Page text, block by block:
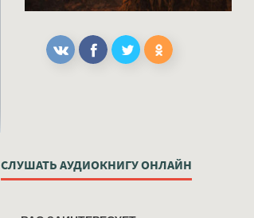
СЛУШАТЬ АУДИОКНИГУ ОНЛАЙН